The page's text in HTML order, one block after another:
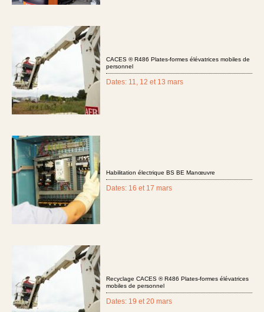
CACES ® R486 Plates-formes élévatrices mobiles de
personnel
Dates: 11, 12 et 13 mars
Habilitation électrique BS BE Manœuvre
Dates: 16 et 17 mars
Recyclage CACES ® R486 Plates-formes élévatrices
mobiles de personnel
Dates: 19 et 20 mars